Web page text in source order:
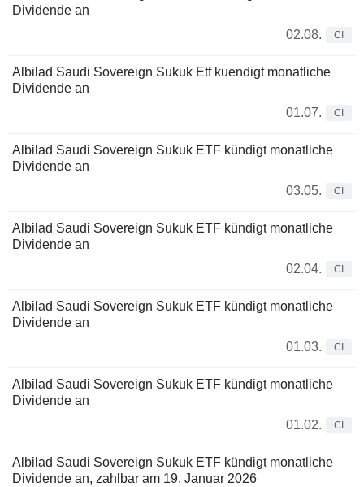
Dividende an
02.08.
CI
Albilad Saudi Sovereign Sukuk Etf kuendigt monatliche
Dividende an
01.07.
CI
Albilad Saudi Sovereign Sukuk ETF kündigt monatliche
Dividende an
03.05.
CI
Albilad Saudi Sovereign Sukuk ETF kündigt monatliche
Dividende an
02.04.
CI
Albilad Saudi Sovereign Sukuk ETF kündigt monatliche
Dividende an
01.03.
CI
Albilad Saudi Sovereign Sukuk ETF kündigt monatliche
Dividende an
01.02.
CI
Albilad Saudi Sovereign Sukuk ETF kündigt monatliche
Dividende an, zahlbar am 19. Januar 2026